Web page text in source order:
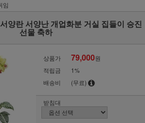
임
양란 서양난 개업화분 거실 집들이 승진
선물 축하
상품가 79,000원
적립금
1%
배송비
(무료)
받침대